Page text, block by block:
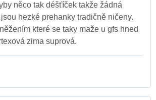
něco tak déšťíček takže žádná
hezké prehanky tradičně ničeny.
které se taky maže u gfs hned
zima suprová.